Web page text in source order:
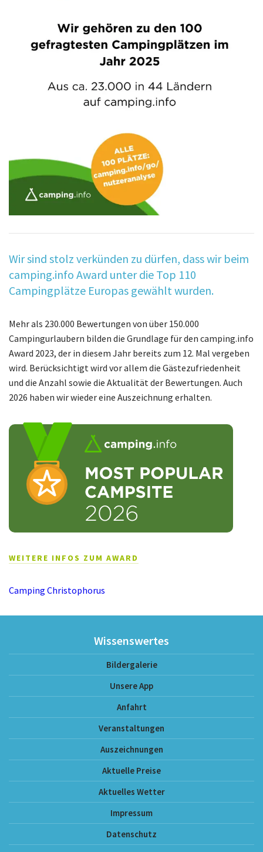
Wir sind stolz verkünden zu dürfen, dass wir beim
camping.info Award unter die Top 110
Campingplätze Europas gewählt wurden.
Mehr als 230.000 Bewertungen von über 150.000
Campingurlaubern bilden die Grundlage für den camping.info
Award 2023, der in diesem Jahr bereits zum 12. Mal vergeben
wird. Berücksichtigt wird vor allem die Gästezufriedenheit
und die Anzahl sowie die Aktualität der Bewertungen. Auch
2026 haben wir wieder eine Auszeichnung erhalten.
WEITERE INFOS ZUM AWARD
Camping Christophorus
Wissenswertes
Bildergalerie
Unsere App
Anfahrt
Veranstaltungen
Auszeichnungen
Aktuelle Preise
Aktuelles Wetter
Impressum
Datenschutz